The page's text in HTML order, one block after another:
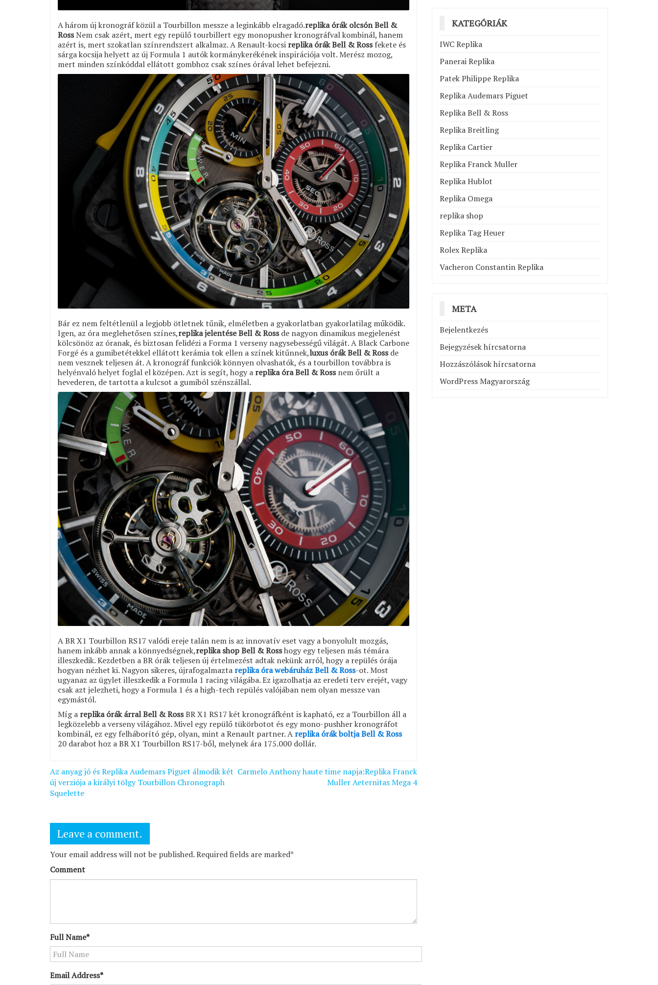
A három új kronográf közül a Tourbillon messze a leginkább elragadó.replika órák olcsón Bell &
RossNem csak azért, mert egy repülő tourbillert egy monopusher kronográfval kombinál, hanem
azért is, mert szokatlan színrendszert alkalmaz. A Renault-kocsi replika órák Bell & Rossfekete és
sárga kocsija helyett az új Formula 1 autók kormánykerékének inspirációja volt. Merész mozog,
mert minden színkóddal ellátott gombhoz csak színes órával lehet befejezni.
Bár ez nem feltétlenül a legjobb ötletnek tűnik, elméletben a gyakorlatban gyakorlatilag működik.
Igen, az óra meglehetősen színes,replika jelentése Bell & Rossde nagyon dinamikus megjelenést
kölcsönöz az óranak, és biztosan felidézi a Forma 1 verseny nagysebességű világát. A Black Carbone
Forgé és a gumibetétekkel ellátott kerámia tok ellen a színek kitűnnek,luxus órák Bell & Rossde
nem vesznek teljesen át. A kronográf funkciók könnyen olvashatók, és a tourbillon továbbra is
helyénvaló helyet foglal el középen. Azt is segít, hogy a replika óra Bell & Rossnem őrült a
hevederen, de tartotta a kulcsot a gumiból szénszállal.
A BR X1 Tourbillon RS17 valódi ereje talán nem is az innovatív eset vagy a bonyolult mozgás,
hanem inkább annak a könnyedségnek,replika shop Bell & Rosshogy egy teljesen más témára
illeszkedik. Kezdetben a BR órák teljesen új értelmezést adtak nekünk arról, hogy a repülés órája
hogyan nézhet ki. Nagyon sikeres, újrafogalmazta replika óra webáruház Bell & Ross-ot. Most
ugyanaz az ügylet illeszkedik a Formula 1 racing világába. Ez igazolhatja az eredeti terv erejét, vagy
csak azt jelezheti, hogy a Formula 1 és a high-tech repülés valójában nem olyan messze van
egymástól.
Míg a replika órák árral Bell & RossBR X1 RS17 két kronográfként is kapható, ez a Tourbillon áll a
legközelebb a verseny világához. Mivel egy repülő tükörbotot és egy mono-pushher kronográfot
kombinál, ez egy felháborító gép, olyan, mint a Renault partner. A replika órák boltja Bell & Ross
20 darabot hoz a BR X1 Tourbillon RS17-ből, melynek ára 175.000 dollár.
Bejegyzés
navigáció
Az anyag jó és Replika Audemars Piguet álmodik két
új verziója a királyi tölgy Tourbillon Chronograph
Squelette
Carmelo Anthony haute time napja:Replika Franck
Muller Aeternitas Mega 4
Leave a comment.
Your email address will not be published. Required fields are marked*
Comment
Full Name*
Email Address*
KATEGÓRIÁK
IWC Replika
Panerai Replika
Patek Philippe Replika
Replika Audemars Piguet
Replika Bell & Ross
Replika Breitling
Replika Cartier
Replika Franck Muller
Replika Hublot
Replika Omega
replika shop
Replika Tag Heuer
Rolex Replika
Vacheron Constantin Replika
META
Bejelentkezés
Bejegyzések hírcsatorna
Hozzászólások hírcsatorna
WordPress Magyarország